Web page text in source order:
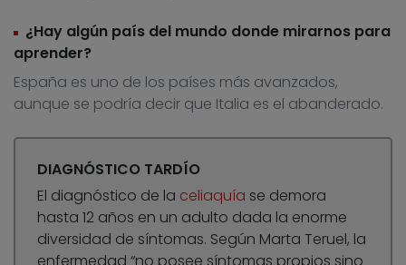
¿Hay algún país del mundo donde mirarnos para
aprender?
España es uno de los países más avanzados,
aunque se podría decir que Italia es el abanderado.
DIAGNÓSTICO TARDÍO
El diagnóstico de la celiaquía se demora
hasta 12 años en un adulto dada la enorme
diversidad de síntomas. Según Marta Teruel, la